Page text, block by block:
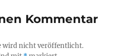
Kommentar
wird nicht veröffentlicht.